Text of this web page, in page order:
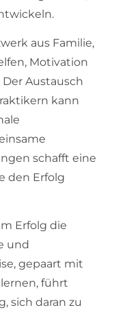
aus Familie,
Motivation
Austausch
kann
schafft eine
den Erfolg
Erfolg die
und
gepaart mit
führt
sich daran zu